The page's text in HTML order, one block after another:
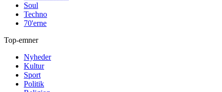
Soul
Techno
70'erne
Top-emner
Nyheder
Kultur
Sport
Politik